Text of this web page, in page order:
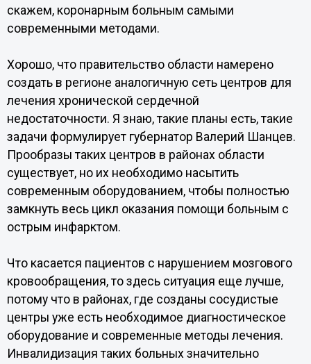
скажем, коронарным больным самыми
современными методами.
Хорошо, что правительство области намерено
создать в регионе аналогичную сеть центров для
лечения хронической сердечной
недостаточности. Я знаю, такие планы есть, такие
задачи формулирует губернатор Валерий Шанцев.
Прообразы таких центров в районах области
существует, но их необходимо насытить
современным оборудованием, чтобы полностью
замкнуть весь цикл оказания помощи больным с
острым инфарктом.
Что касается пациентов с нарушением мозгового
кровообращения, то здесь ситуация еще лучше,
потому что в районах, где созданы сосудистые
центры уже есть необходимое диагностическое
оборудование и современные методы лечения.
Инвалидизация таких больных значительно